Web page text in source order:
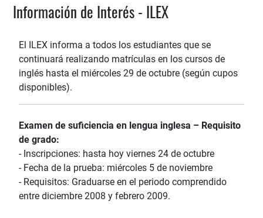
Información de Interés - ILEX
El ILEX informa a todos los estudiantes que se
continuará realizando matrículas en los cursos de
inglés hasta el miércoles 29 de octubre (según cupos
disponibles).
Examen de suficiencia en lengua inglesa – Requisito
de grado:
- Inscripciones: hasta hoy viernes 24 de octubre
- Fecha de la prueba: miércoles 5 de noviembre
- Requisitos: Graduarse en el periodo comprendido
entre diciembre 2008 y febrero 2009.